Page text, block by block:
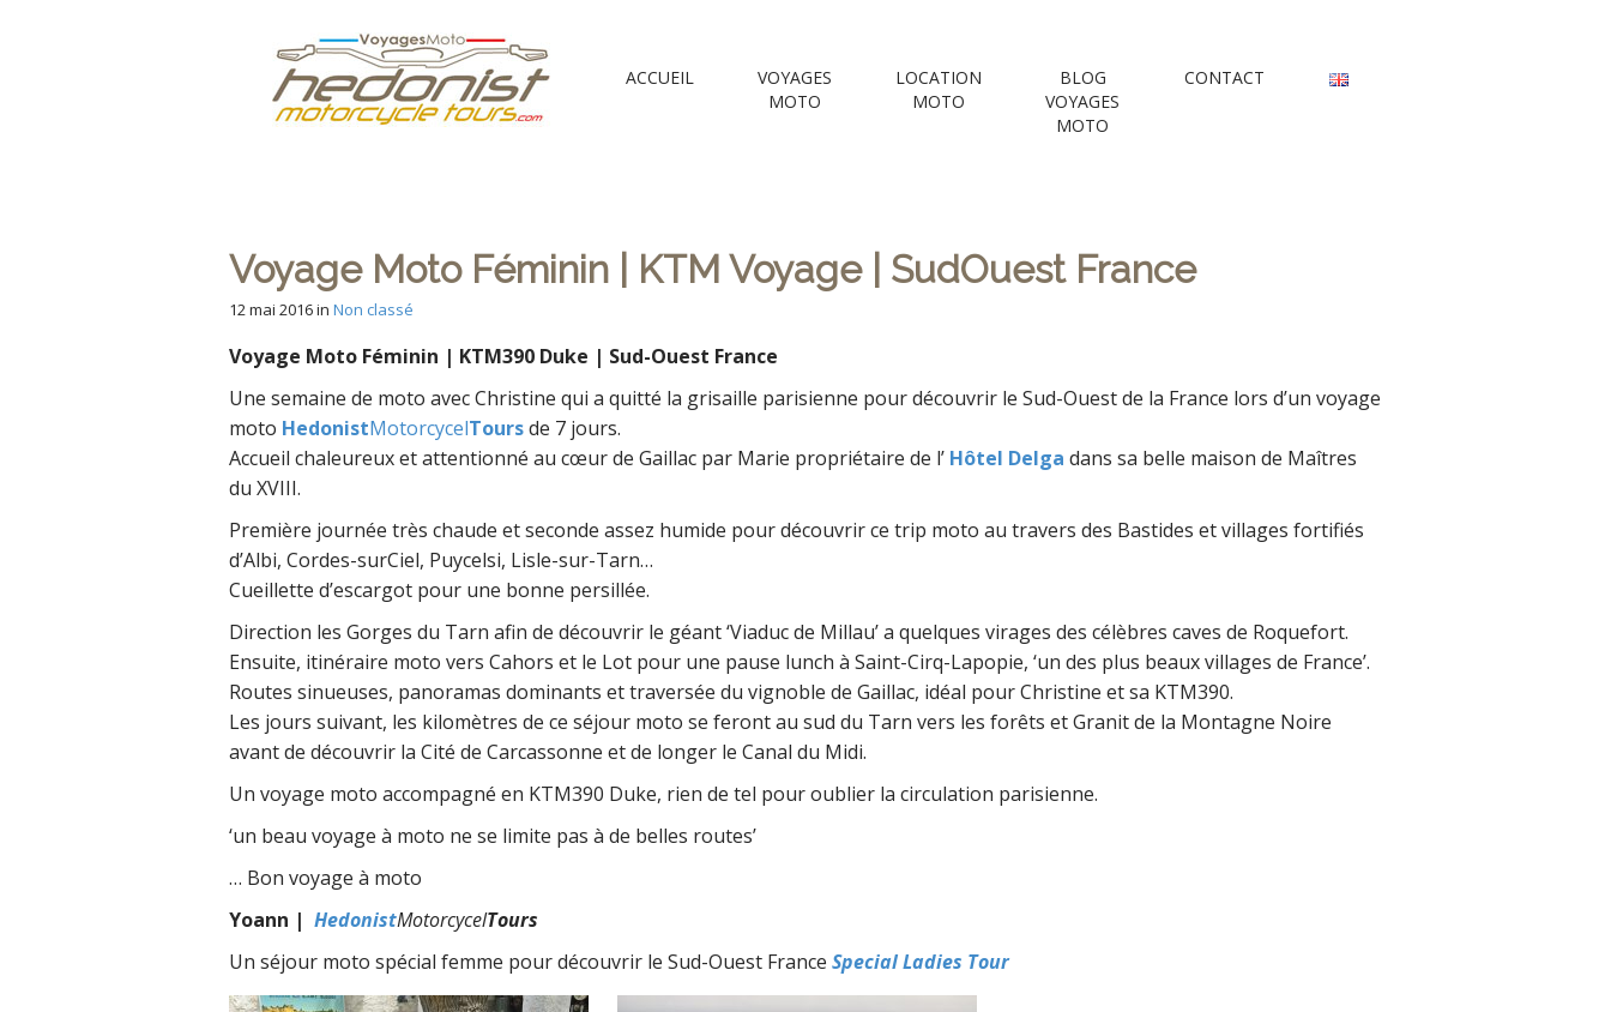
Hedonist Motorcycle Tours
u
n
t
e
t
ACCUEIL
VOYAGES
MOTO
LOCATION
MOTO
BLOG
VOYAGES
MOTO
CONTACT
Voyage Moto Féminin | KTM Voyage | SudOuest France
12 mai 2016in Non classé
Voyage Moto Féminin | KTM390 Duke | Sud-Ouest France
Une semaine de moto avec Christine qui a quitté la grisaille parisienne pour découvrir le Sud-Ouest de la France lors d’un voyage
moto HedonistMotorcycelToursde 7 jours.
Accueil chaleureux et attentionné au cœur de Gaillac par Marie propriétaire de l’ Hôtel Delga dans sa belle maison de Maîtres
du XVIII.
Première journée très chaude et seconde assez humide pour découvrir ce trip moto au travers des Bastides et villages fortifiés
d’Albi, Cordes-surCiel, Puycelsi, Lisle-sur-Tarn…
Cueillette d’escargot pour une bonne persillée.
Direction les Gorges du Tarn afin de découvrir le géant ‘Viaduc de Millau’ a quelques virages des célèbres caves de Roquefort.
Ensuite, itinéraire moto vers Cahors et le Lot pour une pause lunch à Saint-Cirq-Lapopie, ‘un des plus beaux villages de France’.
Routes sinueuses, panoramas dominants et traversée du vignoble de Gaillac, idéal pour Christine et sa KTM390.
Les jours suivant, les kilomètres de ce séjour moto se feront au sud du Tarn vers les forêts et Granit de la Montagne Noire
avant de découvrir la Cité de Carcassonne et de longer le Canal du Midi.
Un voyage moto accompagné en KTM390 Duke, rien de tel pour oublier la circulation parisienne.
‘un beau voyage à moto ne se limite pas à de belles routes’
… Bon voyage à moto
Yoann | HedonistMotorcycelTours
Un séjour moto spécial femme pour découvrir le Sud-Ouest France Special Ladies Tour